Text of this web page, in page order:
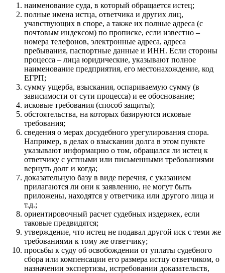
наименование суда, в который обращается истец;
полные имена истца, ответчика и других лиц,
учавствующих в споре, а также их полные адреса (с
почтовым индексом) по прописке, если известно –
номера телефонов, электронные адреса, адреса
пребывания, паспортные данные и ИНН. Если стороны
процесса – лица юридические, указывают полное
наименование предприятия, его местонахождение, код
ЕГРП;
сумму ущерба, взыскания, оспариваемую сумму (в
зависимости от сути процесса) и ее обоснование;
исковые требования (способ защиты);
обстоятельства, на которых базируются исковые
требования;
сведения о мерах досудебного урегулирования спора.
Например, в делах о взыскании долга в этом пункте
указывают информацию о том, обращался ли истец к
ответчику с устными или письменными требованиями
вернуть долг и когда;
доказательную базу в виде перечня, с указанием
прилагаются ли они к заявлению, не могут быть
приложены, находятся у ответчика или другого лица и
т.д.;
ориентировочный расчет судебных издержек, если
таковые предвидятся;
утверждение, что истец не подавал другой иск с теми же
требованиями к тому же ответчику;
просьбы к суду об освобождении от уплаты судебного
сбора или компенсации его размера истцу ответчиком, о
назначении экспертизы, истребовании доказательств,